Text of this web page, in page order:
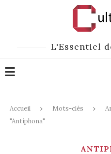
L'Essentiel
Accueil Mots-clés
"Antiphona"